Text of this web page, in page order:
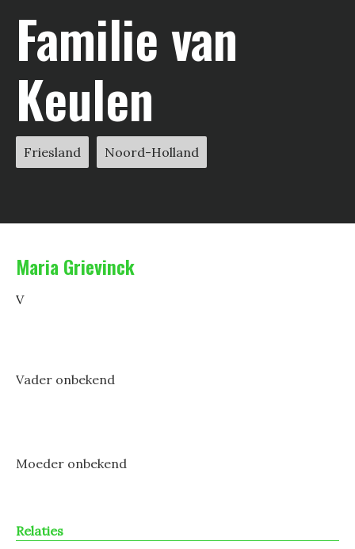
Familie van
Keulen
Friesland Noord-Holland
Maria Grievinck
V
Vader onbekend
Moeder onbekend
Relaties